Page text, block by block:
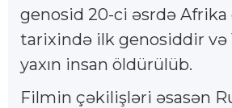
genosid 20-ci əsrdə
tarixində ilk genosiddir və
yaxın insan öldürülüb.
Filmin çəkilişləri əsasən